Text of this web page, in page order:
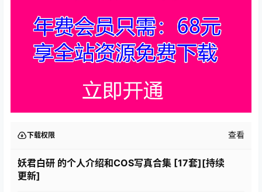
下载权限 查看
妖君白研 的个人介绍和COS写真合集 [17套][持续
更新]